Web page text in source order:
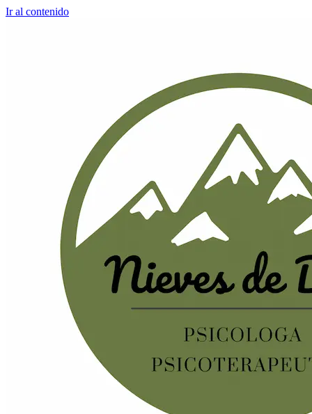
Ir al contenido